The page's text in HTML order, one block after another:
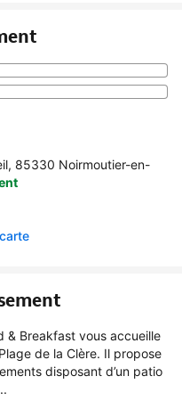
85330 Noirmoutier-en-
& Breakfast vous accueille
de la Clère. Il propose
disposant d’un patio